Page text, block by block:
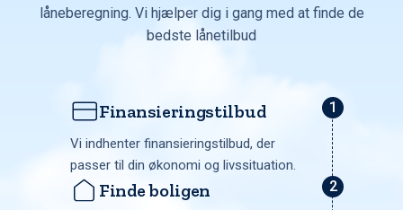
låneberegning. Vi hjælper dig i gang med at finde de
bedste lånetilbud
Finansieringstilbud
Vi indhenter finansieringstilbud, der
passer til din økonomi og livssituation.
Finde boligen